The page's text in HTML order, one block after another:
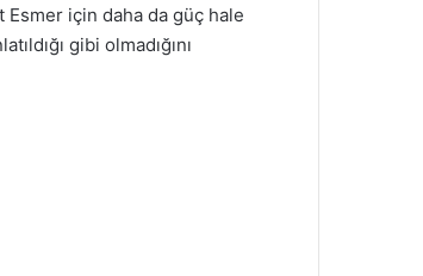
Esmer için daha da güç hale
gibi olmadığını